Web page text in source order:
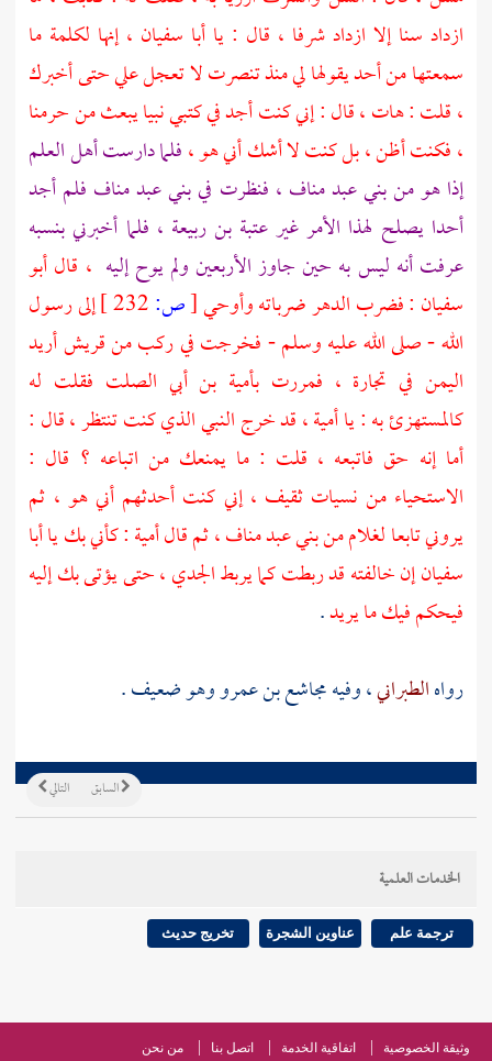
ازداد سنا إلا ازداد شرفا ، قال : يا أبا سفيان ، إنها لكلمة ما
سمعتها من أحد يقولها لي منذ تنصرت لا تعجل علي حتى أخبرك
، قلت : هات ، قال : إني كنت أجد في كتبي نبيا يبعث من حرمنا
، فكنت أظن ، بل كنت لا أشك أني هو ،فلما دارست أهل العلم
إذا هو منبني عبد مناف ، فنظرت فيبني عبد مناف فلم أجد
أحدا يصلح لهذا الأمر غيرعتبة بن ربيعة ، فلما أخبرني بنسبه
عرفت أنه ليس به حين جاوز الأربعين ولم يوح إليه ، قالأبو
سفيان : فضرب الدهر ضرباته وأوحي[ص:
إلى رسول
الله - صلى الله عليه وسلم - فخرجت في ركب منقريشأريد
اليمن في تجارة ، فمررت بأمية بن أبي الصلت فقلت له
كالمستهزئ به : ياأمية، قد خرج النبي الذي كنت تنتظر ، قال :
أما إنه حق فاتبعه ، قلت : ما يمنعك من اتباعه ؟ قال :
الاستحياء من نسيات ثقيف ، إني كنت أحدثهم أني هو ، ثم
يروني تابعا لغلام منبني عبد مناف، ثم قالأمية: كأني بك ياأبا
سفيانإن خالفته قد ربطت كما يربط الجدي ، حتى يؤتى بك إليه
فيحكم فيك ما يريد.
رواهالطبراني، وفيهمجاشع بن عمرووهو ضعيف .
التالي السابق
الخدمات العلمية
ترجمة علم عناوين الشجرة تخريج حديث
وثيقة الخصوصية اتفاقية الخدمة اتصل بنا من نحن